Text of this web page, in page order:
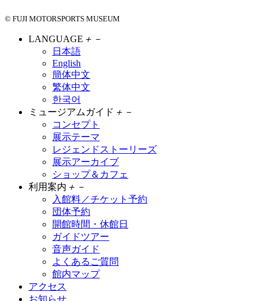
© FUJI MOTORSPORTS MUSEUM
LANGUAGE ＋ －
日本語
English
簡体中文
繁体中文
한국어
ミュージアムガイド ＋ －
コンセプト
展示テーマ
レジェンドストーリーズ
展示アーカイブ
ショップ＆カフェ
利用案内 ＋ －
入館料／チケット予約
団体予約
開館時間・休館日
ガイドツアー
音声ガイド
よくあるご質問
館内マップ
アクセス